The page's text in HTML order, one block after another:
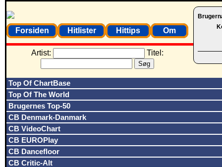
Forsiden Hitlister Hittips Om
Artist: Titel:
Top Of ChartBase
Top Of The World
Brugernes Top-50
CB Denmark-Danmark
CB VideoChart
CB EUROPlay
CB Dancefloor
CB Critic-Alt